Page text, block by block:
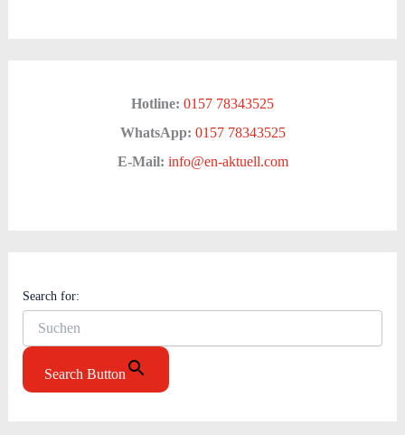
Hotline: 0157 78343525
WhatsApp: 0157 78343525
E-Mail: info@en-aktuell.com
Search for:
Search Button